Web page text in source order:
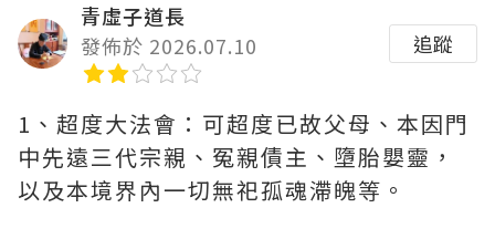
青虛子道長
發佈於 2026.07.10
追蹤
1、超度大法會：可超度已故父母、本因門
中先遠三代宗親、冤親債主、墮胎嬰靈，
以及本境界內一切無祀孤魂滯魄等。